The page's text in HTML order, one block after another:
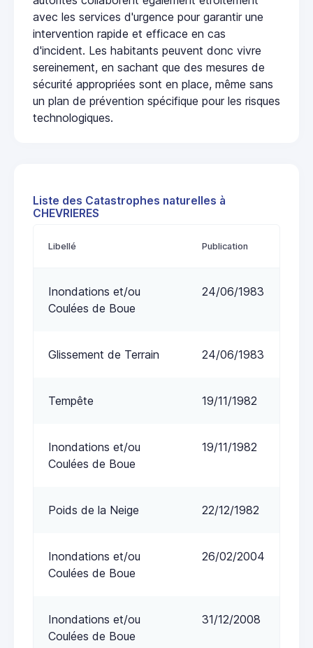
avec les services d'urgence pour garantir une
intervention rapide et efficace en cas
d'incident. Les habitants peuvent donc vivre
sereinement, en sachant que des mesures de
sécurité appropriées sont en place, même sans
un plan de prévention spécifique pour les risques
technologiques.
Liste des Catastrophes naturelles à
CHEVRIERES
Libellé Publication
Inondations et/ou
Coulées de Boue
24/06/1983
Glissement de Terrain 24/06/1983
Tempête 19/11/1982
Inondations et/ou
Coulées de Boue
19/11/1982
Poids de la Neige 22/12/1982
Inondations et/ou
Coulées de Boue
26/02/2004
Inondations et/ou
Coulées de Boue
31/12/2008